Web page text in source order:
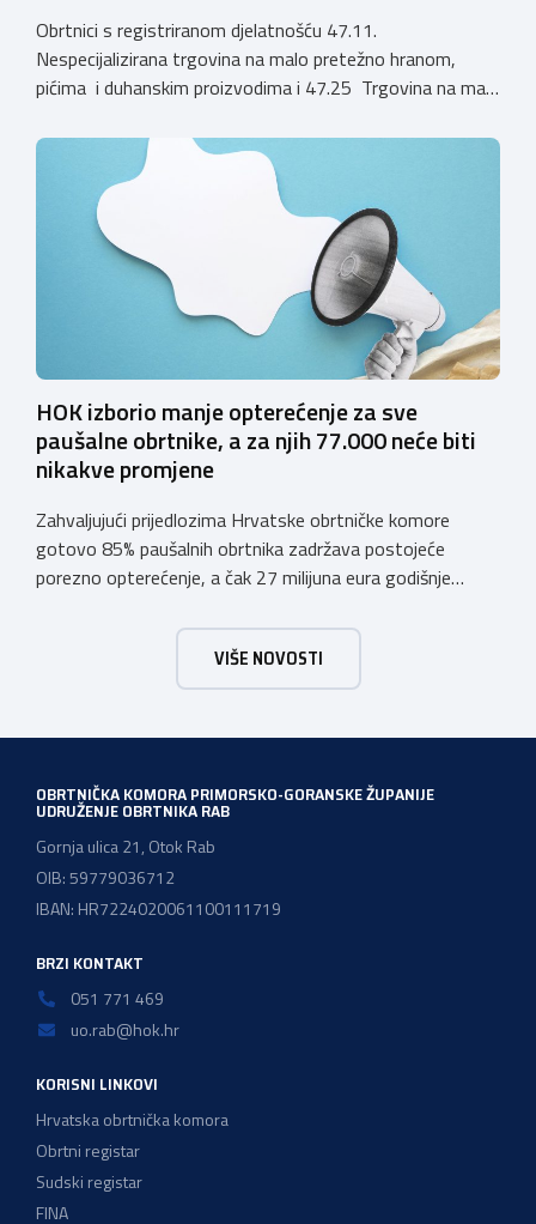
Obrtnici s registriranom djelatnošću 47.11.
Nespecijalizirana trgovina na malo pretežno hranom,
pićima i duhanskim proizvodima i 47.25 Trgovina na malo
koja sadrže alkohol i energetska pića dužni su uskladiti
svoje poslovne procese i osigurati tehničko rješenje za
vjerodostojnu provjeru punoljetnosti kupca putem
sustava e-Građani ili putem mobilne […]
HOK izborio manje opterećenje za sve
paušalne obrtnike, a za njih 77.000 neće biti
nikakve promjene
Zahvaljujući prijedlozima Hrvatske obrtničke komore
gotovo 85% paušalnih obrtnika zadržava postojeće
porezno opterećenje, a čak 27 milijuna eura godišnje
komora pozdravlja odluku Vlade Republike Hrvatske da u
konačnom prijedlogu poreznih izmjena prihvati ključne
prijedloge HOK-a iznesene tijekom intenzivnog dijaloga s
VIŠE NOVOSTI
OBRTNIČKA KOMORA PRIMORSKO-GORANSKE ŽUPANIJE
UDRUŽENJE OBRTNIKA RAB
Gornja ulica 21, Otok Rab
OIB: 59779036712
IBAN: HR7224020061100111719
BRZI KONTAKT
051 771 469
uo.rab@hok.hr
KORISNI LINKOVI
Hrvatska obrtnička komora
Obrtni registar
Sudski registar
FINA